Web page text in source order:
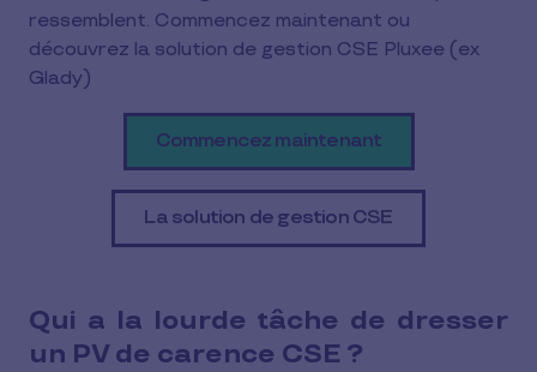
ressemblent. Commencez maintenant ou
découvrez la solution de gestion CSE Pluxee (ex
Glady)
Commencez maintenant
La solution de gestion CSE
Qui a la lourde tâche de dresser
un PV de carence CSE ?